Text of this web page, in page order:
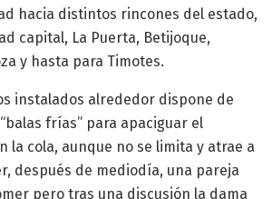
hacia distintos rincones del estado,
capital, La Puerta, Betijoque,
y hasta para Timotes.
instalados alrededor dispone de
frías” para apaciguar el
la cola, aunque no se limita y atrae a
después de mediodía, una pareja
pero tras una discusión la dama